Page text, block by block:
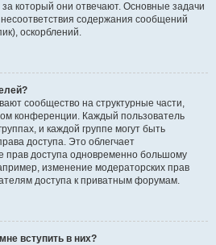
который они отвечают. Основные задачи
содержания сообщений
оскорблений.
сообщество на структурные части,
конференции. Каждый пользователь
и каждой группе могут быть
доступа. Это облегчает
прав доступа одновременно большому
изменение модераторских прав
доступа к приватным форумам.
вступить в них?